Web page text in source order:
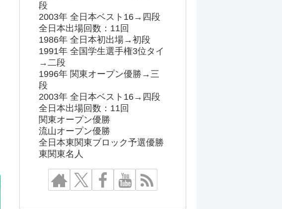
段
2003年 全日本ベスト16→四段
全日本出場回数：11回
1986年 全日本初出場→初段
1991年 全国学生選手権3位タイ
→二段
1996年 関東オープン優勝→三
段
2003年 全日本ベスト16→四段
全日本出場回数：11回
関東オープン優勝
流山オープン優勝
全日本東関東ブロック予選優勝
東関東名人